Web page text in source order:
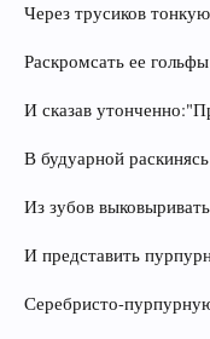
Через трусиков
Раскромсать ее
И сказав
В будуарной
Из зубов
И представить
Серебристо-